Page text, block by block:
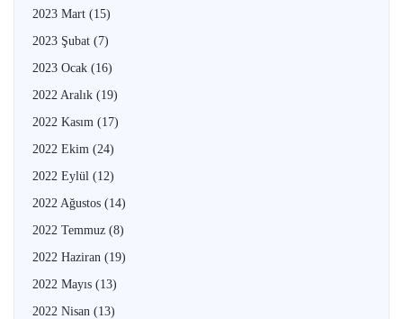
2023 Mart (15)
2023 Şubat (7)
2023 Ocak (16)
2022 Aralık (19)
2022 Kasım (17)
2022 Ekim (24)
2022 Eylül (12)
2022 Ağustos (14)
2022 Temmuz (8)
2022 Haziran (19)
2022 Mayıs (13)
2022 Nisan (13)